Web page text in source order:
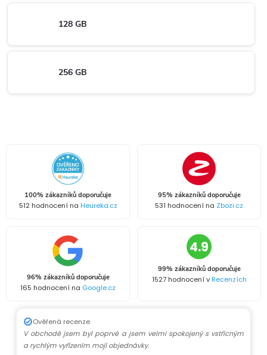
128 GB
256 GB
100% zákazníků doporučuje
512 hodnocení na Heureka.cz
95% zákazníků doporučuje
531 hodnocení na Zbozi.cz
96% zákazníků doporučuje
165 hodnocení na Google.cz
4.9
99% zákazníků doporučuje
1527 hodnocení vRecenzích
Ověřená recenze
V obchodě jsem byl poprvé a jsem velmi spokojený s vstřícným
a rychlým vyřízením mojí objednávky.